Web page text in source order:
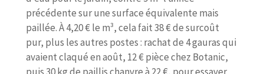
précédente sur une surface équivalente mais
paillée. À 4,20 € le m³, cela fait 38 € de surcoût
pur, plus les autres postes : rachat de 4 gauras qui
avaient claqué en août, 12 € pièce chez Botanic,